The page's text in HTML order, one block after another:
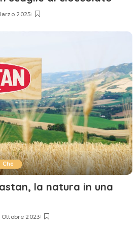
2025
Che
la natura in una
Ottobre 2023